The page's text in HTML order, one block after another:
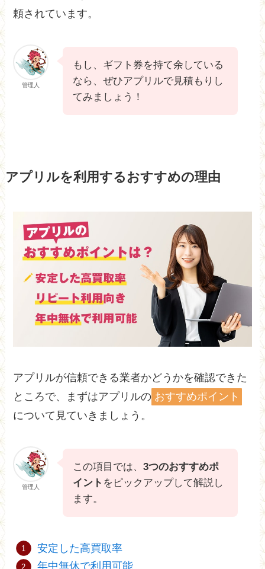
頼されています。
管理人
もし、ギフト券を持て余している
なら、ぜひアプリルで見積もりし
てみましょう！
アプリルを利用するおすすめの理由
アプリルが信頼できる業者かどうかを確認できた
ところで、まずはアプリルの おすすめポイント
について見ていきましょう。
管理人
この項目では、3つのおすすめポ
イント をピックアップして解説し
ます。
安定した高買取率
年中無休で利用可能